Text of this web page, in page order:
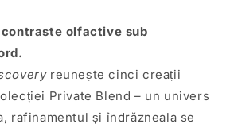
olfactive sub
reunește cinci creații
Private Blend – un univers
rafinamentul și îndrăzneala se